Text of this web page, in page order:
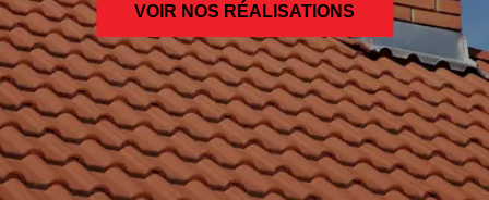
VOIR NOS RÉALISATIONS